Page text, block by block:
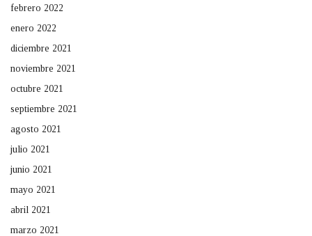
febrero 2022
enero 2022
diciembre 2021
noviembre 2021
octubre 2021
septiembre 2021
agosto 2021
julio 2021
junio 2021
mayo 2021
abril 2021
marzo 2021